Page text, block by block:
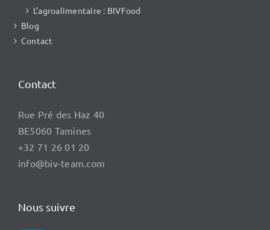
L’agroalimentaire : BIVFood
Blog
Contact
Contact
Rue Pré des Haz 40
BE5060 Tamines
+32 71 26 01 20
info@biv-team.com
Nous suivre